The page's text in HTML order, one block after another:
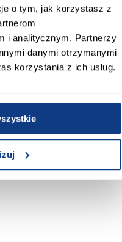
o tym, jak korzystasz z
i analitycznym. Partnerzy
danymi otrzymanymi
korzystania z ich usług.